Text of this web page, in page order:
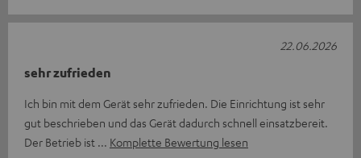
sehr zufrieden
Ich bin mit dem Gerät sehr zufrieden. Die Einrichtung ist sehr
gut beschrieben und das Gerät dadurch schnell einsatzbereit.
Der Betrieb ist
Komplette Bewertung lesen
22.06.2026